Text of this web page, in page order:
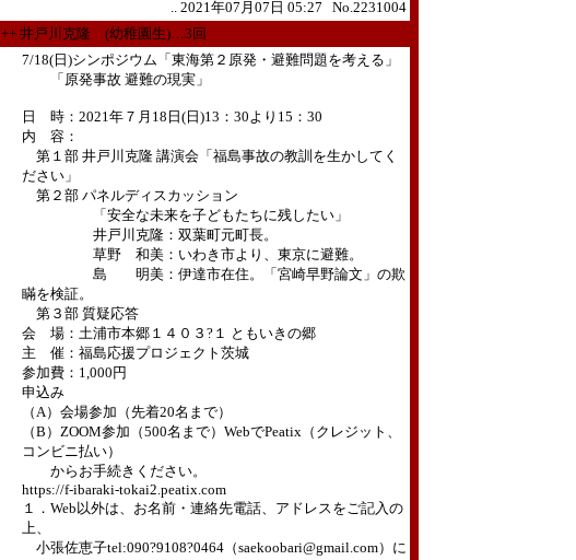
.. 2021年07月07日 05:27 No.2231004
++ 井戸川克隆 (幼稚園生)…3回
7/18(日)シンポジウム「東海第２原発・避難問題を考える」
「原発事故 避難の現実」
日 時：2021年７月18日(日)13：30より15：30
内 容：
第１部 井戸川克隆 講演会「福島事故の教訓を生かしてく
ださい」
第２部 パネルディスカッション
「安全な未来を子どもたちに残したい」
井戸川克隆：双葉町元町長。
草野 和美：いわき市より、東京に避難。
島 明美：伊達市在住。「宮崎早野論文」の欺
瞞を検証。
第３部 質疑応答
会 場：土浦市本郷１４０３?１ ともいきの郷
主 催：福島応援プロジェクト茨城
参加費：1,000円
申込み
（A）会場参加（先着20名まで）
（B）ZOOM参加（500名まで）WebでPeatix（クレジット、
コンビニ払い）
からお手続きください。
https://f-ibaraki-tokai2.peatix.com
１．Web以外は、お名前・連絡先電話、アドレスをご記入の
上、
小張佐恵子tel:090?9108?0464（saekoobari@gmail.com）に